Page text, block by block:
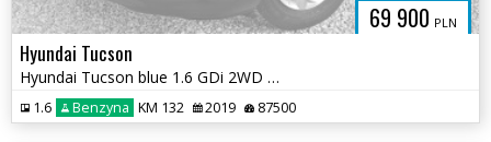
69 900 PLN
Hyundai Tucson
Hyundai Tucson blue 1.6 GDi 2WD Navi
1.6 Benzyna KM 132 2019 87500